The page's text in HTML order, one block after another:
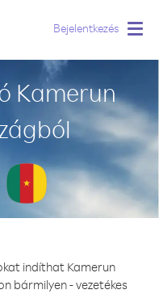
Bejelentkezés
Kamerun
indíthat Kamerun
bármilyen - vezetékes